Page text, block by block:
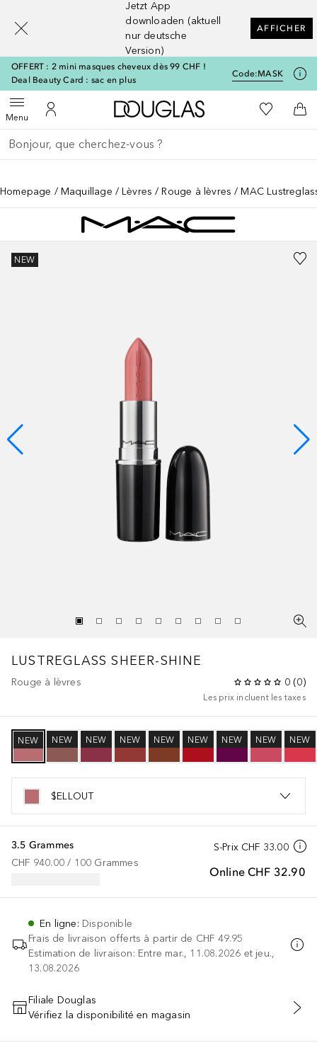
Jetzt App
downloaden (aktuell
nur deutsche
Version)
AFFICHER
OFFERT : 2 mini masques cheveux dès 99 CHF !
Deal Beauty Card : sac en plus
Code:MASK
MenuOuvrir le menuVers Mon Compte
Vers l'accueil Douglas
Vers Ma
Retourner
Exécuter la recherche
Homepage Maquillage Lèvres Rouge à lèvres MAC
NEW
LUSTREGLASS SHEER-SHINE
Rouge à lèvres 0 (0)
Les prix incluent les taxes
NEW NEW NEW NEW NEW NEW NEW NEW NEW
$ELLOUT
S-Prix CHF 33.00
Online CHF 32.90
3.5 Grammes
CHF 940.00 / 100 Grammes
En ligne: Disponible
Frais de livraison offerts à partir de CHF 49.95
Estimation de livraison: Entre mar., 11.08.2026 et jeu.,
13.08.2026
AJOUTER AU PANIER
Filiale Douglas
Vérifiez la disponibilité en magasin
[navigation.slideout.screenreader]